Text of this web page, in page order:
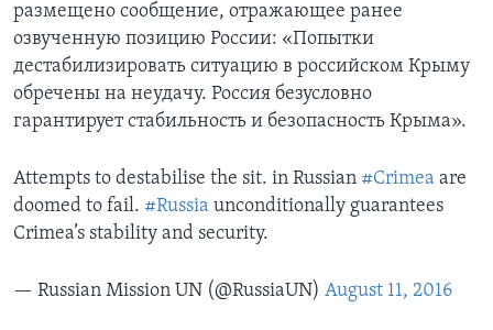
размещено сообщение, отражающее ранее
озвученную позицию России: «Попытки
дестабилизировать ситуацию в российском Крыму
обречены на неудачу. Россия безусловно
гарантирует стабильность и безопасность Крыма».
Attempts to destabilise the sit. in Russian #Crimea are
doomed to fail. #Russia unconditionally guarantees
Crimea’s stability and security.
— Russian Mission UN (@RussiaUN) August 11, 2016